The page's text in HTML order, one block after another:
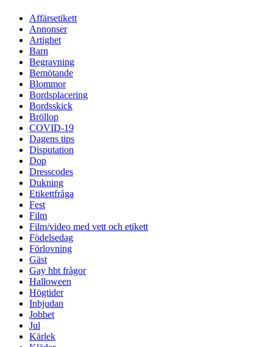
Affärsetikett
Annonser
Artighet
Barn
Begravning
Bemötande
Blommor
Bordsplacering
Bordsskick
Bröllop
COVID-19
Dagens tips
Disputation
Dop
Dresscodes
Dukning
Etikettfråga
Fest
Film
Film/video med vett och etikett
Födelsedag
Förlovning
Gäst
Gay hbt frågor
Halloween
Högtider
Inbjudan
Jobbet
Jul
Kärlek